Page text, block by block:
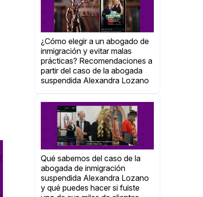
¿Cómo elegir a un abogado de
inmigración y evitar malas
prácticas? Recomendaciones a
partir del caso de la abogada
suspendida Alexandra Lozano
Qué sabemos del caso de la
abogada de inmigración
suspendida Alexandra Lozano
y qué puedes hacer si fuiste